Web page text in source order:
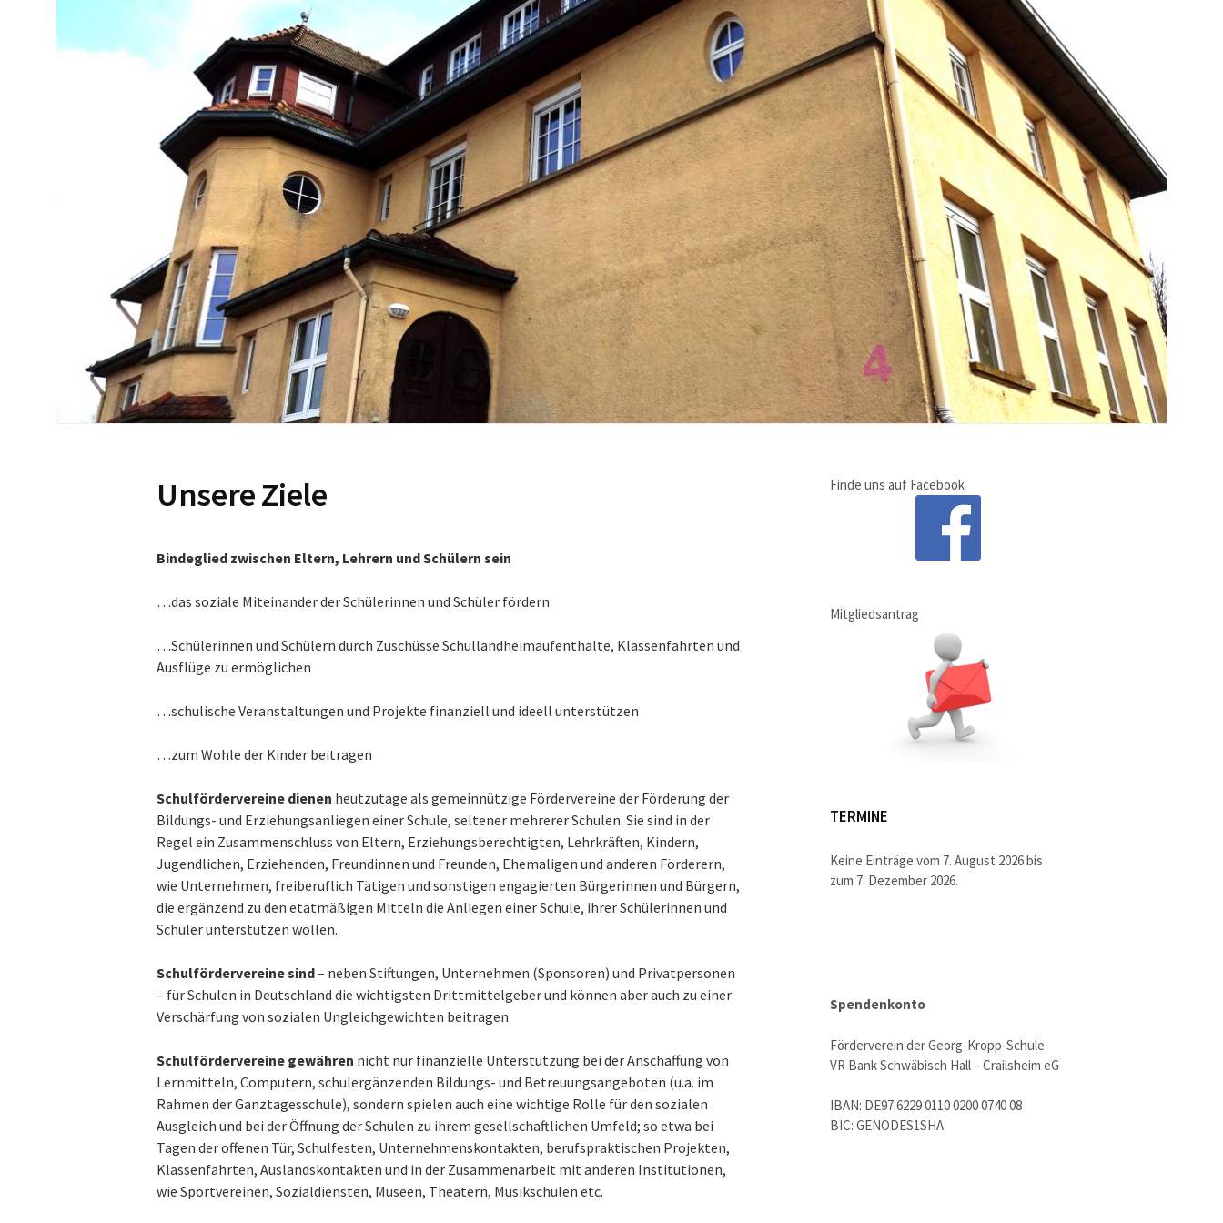
u
h
e
a
c
h
Unsere Ziele
Bindeglied zwischen Eltern, Lehrern und Schülern sein
…das soziale Miteinander der Schülerinnen und Schüler fördern
…Schülerinnen und Schülern durch Zuschüsse Schullandheimaufenthalte, Klassenfahrten und
Ausflüge zu ermöglichen
…schulische Veranstaltungen und Projekte finanziell und ideell unterstützen
…zum Wohle der Kinder beitragen
Schulfördervereine dienen heutzutage als gemeinnützige Fördervereine der Förderung der
Bildungs- und Erziehungsanliegen einer Schule, seltener mehrerer Schulen. Sie sind in der
Regel ein Zusammenschluss von Eltern, Erziehungsberechtigten, Lehrkräften, Kindern,
Jugendlichen, Erziehenden, Freundinnen und Freunden, Ehemaligen und anderen Förderern,
wie Unternehmen, freiberuflich Tätigen und sonstigen engagierten Bürgerinnen und Bürgern,
die ergänzend zu den etatmäßigen Mitteln die Anliegen einer Schule, ihrer Schülerinnen und
Schüler unterstützen wollen.
Schulfördervereine sind– neben Stiftungen, Unternehmen (Sponsoren) und Privatpersonen
– für Schulen in Deutschland die wichtigsten Drittmittelgeber und können aber auch zu einer
Verschärfung von sozialen Ungleichgewichten beitragen
Schulfördervereine gewähren nicht nur finanzielle Unterstützung bei der Anschaffung von
Lernmitteln, Computern, schulergänzenden Bildungs- und Betreuungsangeboten (u.a. im
Rahmen der Ganztagesschule), sondern spielen auch eine wichtige Rolle für den sozialen
Ausgleich und bei der Öffnung der Schulen zu ihrem gesellschaftlichen Umfeld; so etwa bei
Tagen der offenen Tür, Schulfesten, Unternehmenskontakten, berufspraktischen Projekten,
Klassenfahrten, Auslandskontakten und in der Zusammenarbeit mit anderen Institutionen,
wie Sportvereinen, Sozialdiensten, Museen, Theatern, Musikschulen etc.
Finde uns auf Facebook
Mitgliedsantrag
TERMINE
Keine Einträge vom 7. August 2026 bis
zum 7. Dezember 2026.
Spendenkonto
Förderverein der Georg-Kropp-Schule
VR Bank Schwäbisch Hall – Crailsheim eG
IBAN: DE97 6229 0110 0200 0740 08
BIC: GENODES1SHA